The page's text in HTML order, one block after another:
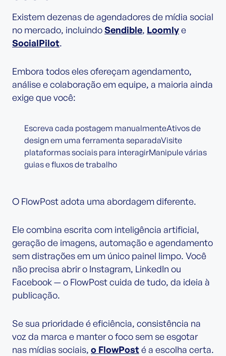
Existem dezenas de agendadores de mídia social
no mercado, incluindoSendible, Loomlye
SocialPilot.
Embora todos eles ofereçam agendamento,
análise e colaboração em equipe, a maioria ainda
exige que você:
Escreva cada postagem manualmenteAtivos de
design em uma ferramenta separadaVisite
plataformas sociais para interagirManipule várias
guias e fluxos de trabalho
O FlowPost adota uma abordagem diferente.
Ele combina escrita com inteligência artificial,
geração de imagens, automação e agendamento
sem distrações em um único painel limpo. Você
não precisa abrir o Instagram, LinkedIn ou
Facebook — o FlowPost cuida de tudo, da ideia à
publicação.
Se sua prioridade é eficiência, consistência na
voz da marca e manter o foco sem se esgotar
nas mídias sociais, o FlowPosté a escolha certa.